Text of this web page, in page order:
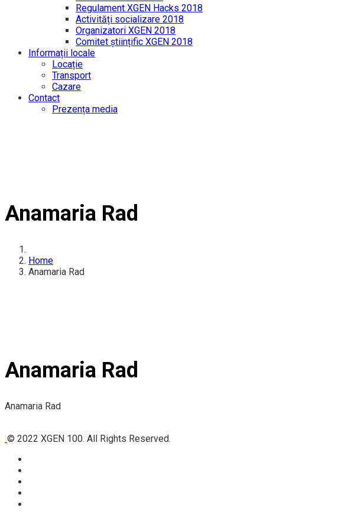
Regulament XGEN Hacks 2018
Activități socializare 2018
Organizatori XGEN 2018
Comitet științific XGEN 2018
Informații locale
Locație
Transport
Cazare
Contact
Prezența media
Anamaria Rad
Home
Anamaria Rad
Anamaria Rad
Anamaria Rad
© 2022 XGEN 100. All Rights Reserved.